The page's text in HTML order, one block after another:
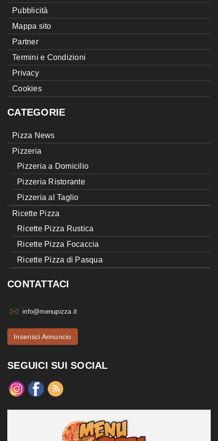
Pubblicità
Mappa sito
Partner
Termini e Condizioni
Privacy
Cookies
CATEGORIE
Pizza News
Pizzeria
Pizzeria a Domicilio
Pizzeria Ristorante
Pizzeria al Taglio
Ricette Pizza
Ricette Pizza Rustica
Ricette Pizza Focaccia
Ricette Pizza di Pasqua
CONTATTACI
info@menupizza.it
Inserisci Annuncio
SEGUICI SUI SOCIAL